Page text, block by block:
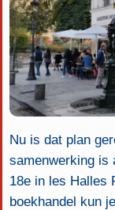
Nu is dat plan
samenwerking is
18e in les Halles
boekhandel kun